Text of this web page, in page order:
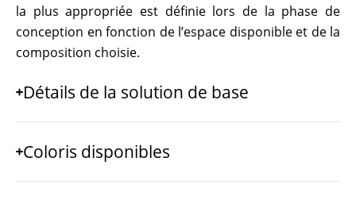
la plus appropriée est définie lors de la phase de
conception en fonction de l’espace disponible et de la
composition choisie.
Détails de la solution de base
Coloris disponibles